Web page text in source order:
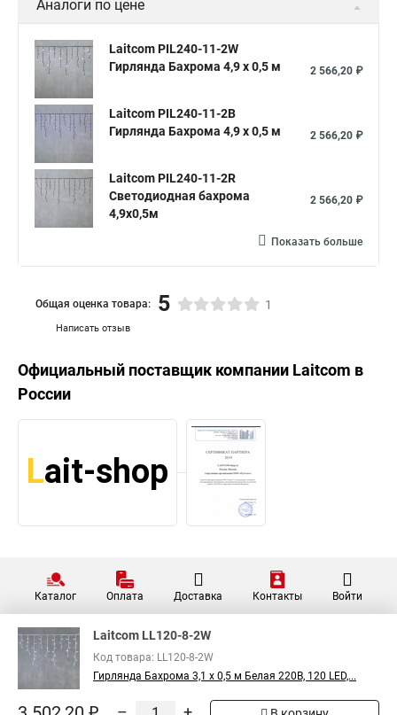
Аналоги по цене
Laitcom PIL240-11-2W
Гирлянда Бахрома 4,9 x 0,5 м
2 566,20 ₽
Laitcom PIL240-11-2B
Гирлянда Бахрома 4,9 x 0,5 м
2 566,20 ₽
Laitcom PIL240-11-2R
Светодиодная бахрома
4,9x0,5м
2 566,20 ₽
Показать больше
Написать отзыв
Общая оценка товара: 5 1
Официальный поставщик компании Laitcom в
России
Каталог Оплата Доставка Контакты Войти
Laitcom LL120-8-2W
Код товара: LL120-8-2W
Гирлянда Бахрома 3,1 x 0,5 м Белая 220В, 120 LED,...